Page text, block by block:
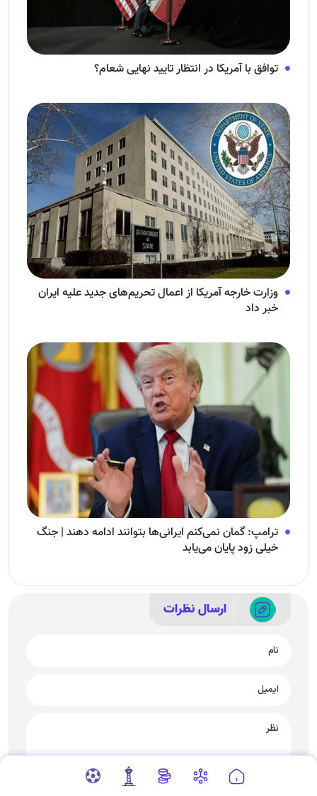
توافق با آمریکا در انتظار تایید نهایی شعام؟
وزارت خارجه آمریکا از اعمال تحریم‌های جدید علیه ایران
خبر داد
ترامپ: گمان نمی‌کنم ایرانی‌ها بتوانند ادامه دهند | جنگ
خیلی زود پایان می‌یابد
ارسال نظرات